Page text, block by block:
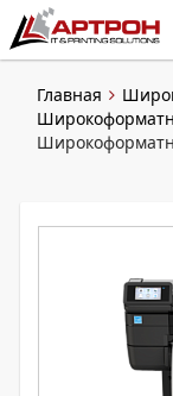
Главная